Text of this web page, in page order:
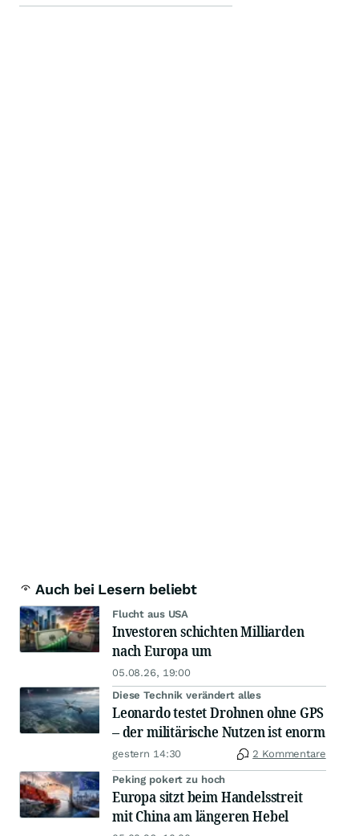
Auch bei Lesern beliebt
Flucht aus USA
Investoren schichten Milliarden
nach Europa um
05.08.26, 19:00
Diese Technik verändert alles
Leonardo testet Drohnen ohne GPS
– der militärische Nutzen ist enorm
gestern 14:30 2 Kommentare
Peking pokert zu hoch
Europa sitzt beim Handelsstreit
mit China am längeren Hebel